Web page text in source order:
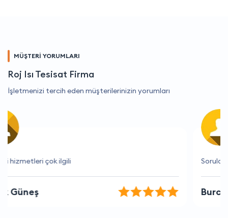
MÜŞTERİ YORUMLARI
Roj Isı Tesisat Firma
İşletmenizi tercih eden müşterilerinizin yorumları
Sorularıma anında yanıt veriliyor.
Burcu Coşkun